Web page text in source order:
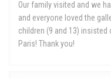
Our family visited and we
and everyone loved the
children (9 and 13)
Paris! Thank you!